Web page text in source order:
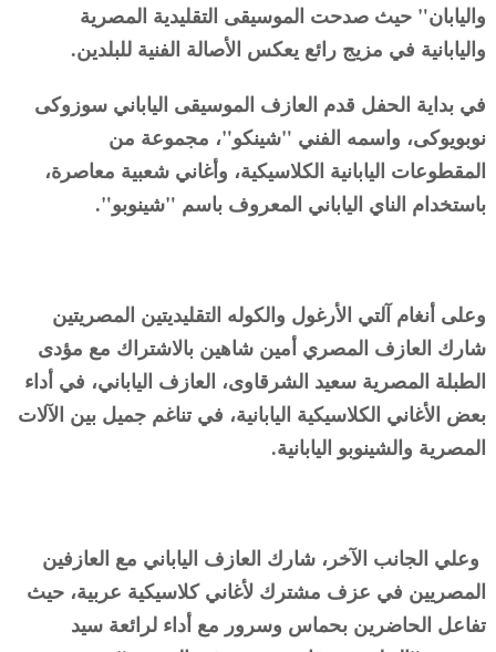
واليابان" حيث صدحت الموسيقى التقليدية المصرية
واليابانية في مزيج رائع يعكس الأصالة الفنية للبلدين.
في بداية الحفل قدم العازف الموسيقى الياباني سوزوكى
نوبويوكى، واسمه الفني "شينكو"، مجموعة من
المقطوعات اليابانية الكلاسيكية، وأغاني شعبية معاصرة،
باستخدام الناي الياباني المعروف باسم "شينوبو".
وعلى أنغام آلتي الأرغول والكوله التقليديتين المصريتين
شارك العازف المصري أمين شاهين بالاشتراك مع مؤدى
الطبلة المصرية سعيد الشرقاوى، العازف الياباني، في أداء
بعض الأغاني الكلاسيكية اليابانية، في تناغم جميل بين الآلات
المصرية والشينوبو اليابانية.
وعلي الجانب الآخر، شارك العازف الياباني مع العازفين
المصريين في عزف مشترك لأغاني كلاسيكية عربية، حيث
تفاعل الحاضرين بحماس وسرور مع أداء لرائعة سيد